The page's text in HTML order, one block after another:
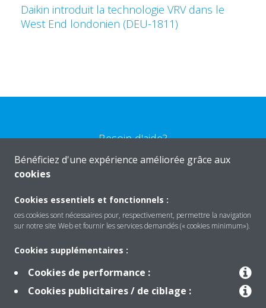
Daikin introduit la technologie VRV dans le
West End londonien (DEU-1811)
Besoin d'aide?
Produits
Solutions
Bénéficiez d'une expérience améliorée grâce aux
cookies
Cookies essentiels et fonctionnels :
ces cookies sont nécessaires pour, respectivement, permettre la navigation
sur notre site Web et fournir les services demandés (« cookies minimum»).
Cookies supplémentaires :
Cookies de performance :
Cookies publicitaires / de ciblage :